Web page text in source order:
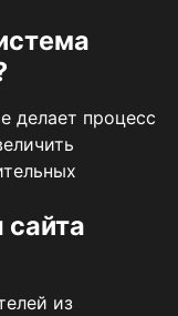
делает процесс
из